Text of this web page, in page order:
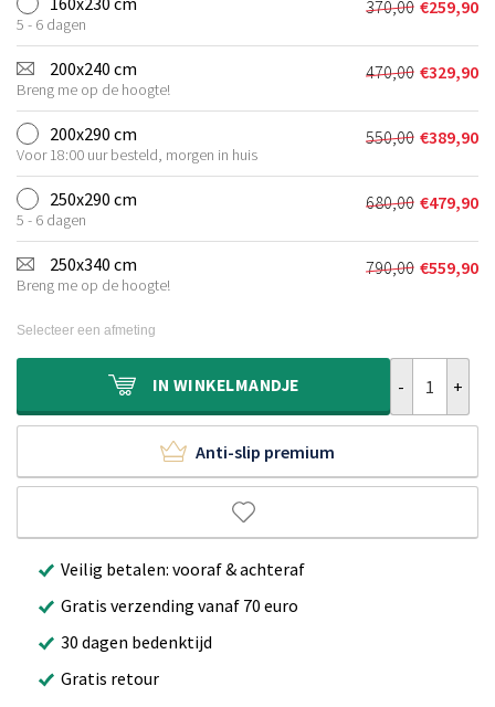
€280,00.
€199,90.
5 - 6 dagen
370,00
prijs
was:
€370,00.
€259,90
Huidige
prijs
is:
€259,90.
200x240 cm
Breng me op de hoogte!
470,00
prijs
was:
€470,00.
€329,90
Huidige
prijs
is:
€329,90.
200x290 cm
Voor 18:00 uur besteld, morgen in huis
550,00
prijs
was:
€550,00.
€389,90
Huidige
prijs
is:
€389,90.
250x290 cm
5 - 6 dagen
680,00
prijs
was:
€680,00.
€479,90
Huidige
prijs
is:
€479,90.
250x340 cm
Breng me op de hoogte!
790,00 €559,90
Huidige
Selecteer een afmeting
IN WINKELMANDJE
Anti-slip premium
Veilig betalen: vooraf & achteraf
Gratis verzending vanaf 70 euro
30 dagen bedenktijd
Gratis retour